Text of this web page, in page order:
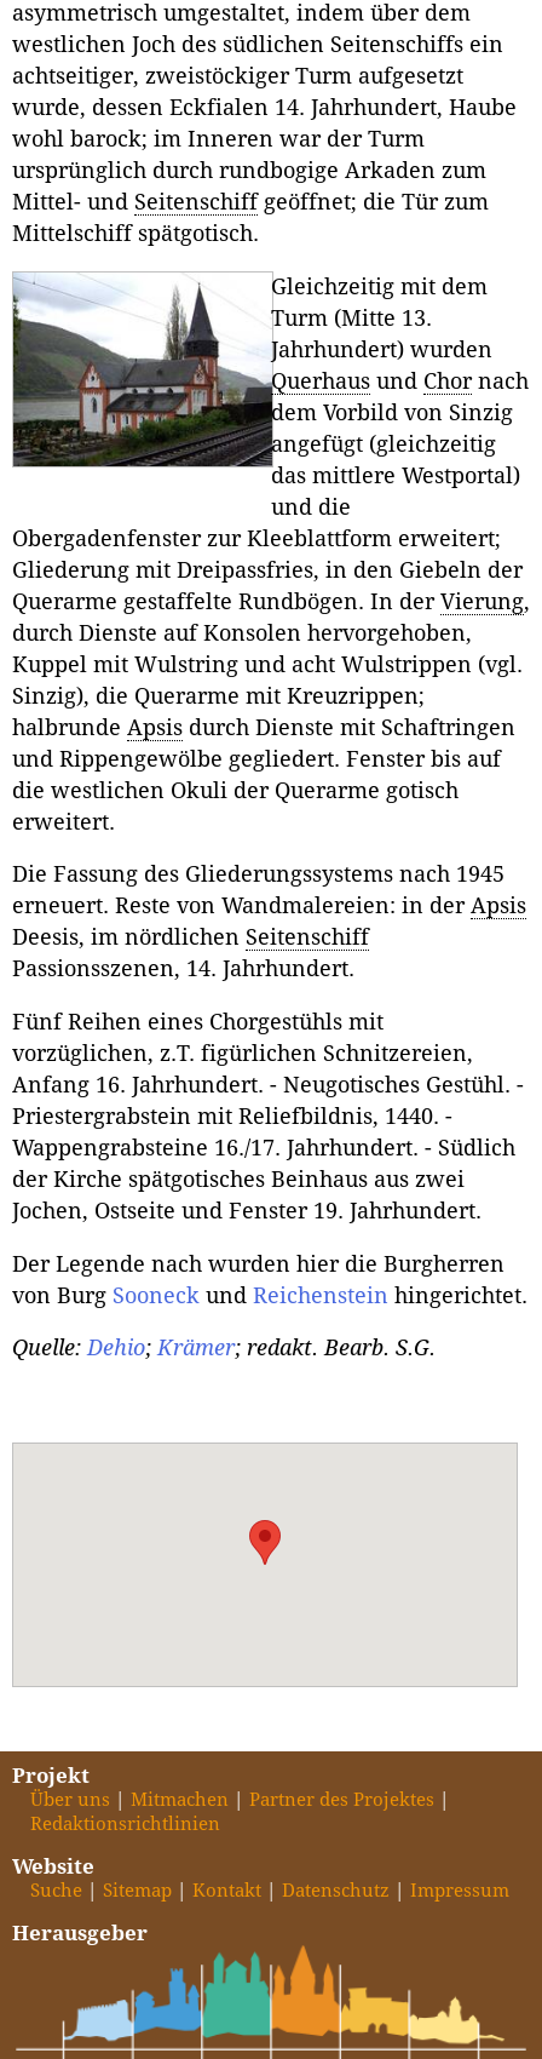
asymmetrisch umgestaltet, indem über dem
westlichen Joch des südlichen Seitenschiffs ein
achtseitiger, zweistöckiger Turm aufgesetzt
wurde, dessen Eckfialen 14. Jahrhundert, Haube
wohl barock; im Inneren war der Turm
ursprünglich durch rundbogige Arkaden zum
Mittel- und Seitenschiffgeöffnet; die Tür zum
Mittelschiff spätgotisch.
Gleichzeitig mit dem
Turm (Mitte 13.
Jahrhundert) wurden
Querhaus und Chornach
dem Vorbild von Sinzig
angefügt (gleichzeitig
das mittlere Westportal)
und die
Obergadenfenster zur Kleeblattform erweitert;
Gliederung mit Dreipassfries, in den Giebeln der
Querarme gestaffelte Rundbögen. In der Vierung,
durch Dienste auf Konsolen hervorgehoben,
Kuppel mit Wulstring und acht Wulstrippen (vgl.
Sinzig), die Querarme mit Kreuzrippen;
halbrunde Apsis durch Dienste mit Schaftringen
und Rippengewölbe gegliedert. Fenster bis auf
die westlichen Okuli der Querarme gotisch
erweitert.
Die Fassung des Gliederungssystems nach 1945
erneuert. Reste von Wandmalereien: in der Apsis
Deesis, im nördlichen Seitenschiff
Passionsszenen, 14. Jahrhundert.
Fünf Reihen eines Chorgestühls mit
vorzüglichen, z.T. figürlichen Schnitzereien,
Anfang 16. Jahrhundert. - Neugotisches Gestühl. -
Priestergrabstein mit Reliefbildnis, 1440. -
Wappengrabsteine 16./17. Jahrhundert. - Südlich
der Kirche spätgotisches Beinhaus aus zwei
Jochen, Ostseite und Fenster 19. Jahrhundert.
Der Legende nach wurden hier die Burgherren
von Burg Sooneck und Reichenstein hingerichtet.
Quelle:Dehio;Krämer; redakt. Bearb. S.G.
Projekt
Über uns Mitmachen
Partner des Projektes
Redaktionsrichtlinien
Website
Suche Sitemap Kontakt Datenschutz Impressum
Herausgeber